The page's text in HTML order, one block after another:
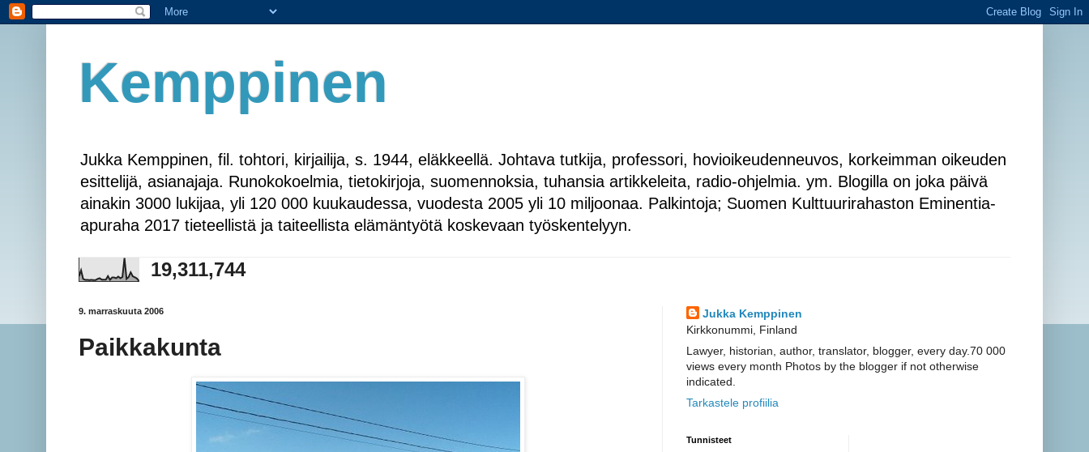
Kemppinen
Jukka Kemppinen, fil. tohtori, kirjailija, s. 1944, eläkkeellä. Johtava tutkija, professori, hovioikeudenneuvos, korkeimman oikeuden
esittelijä, asianajaja. Runokokoelmia, tietokirjoja, suomennoksia, tuhansia artikkeleita, radio-ohjelmia. ym. Blogilla on joka päivä
ainakin 3000 lukijaa, yli 120 000 kuukaudessa, vuodesta 2005 yli 10 miljoonaa. Palkintoja; Suomen Kulttuurirahaston Eminentia-
apuraha 2017 tieteellistä ja taiteellista elämäntyötä koskevaan työskentelyyn.
19,311,744
9. marraskuuta 2006
Paikkakunta
Jukka Kemppinen
Kirkkonummi, Finland
Lawyer, historian, author, translator, blogger, every day.70 000
views every month Photos by the blogger if not otherwise
indicated.
Tarkastele profiilia
Tunnisteet